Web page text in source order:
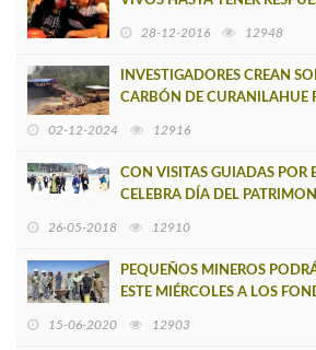
28-12-2016 12948
INVESTIGADORES CREAN
CARBÓN DE CURANILAHUE
02-12-2024 12916
CON VISITAS GUIADAS POR
CELEBRA DÍA DEL
26-05-2018 12910
PEQUEÑOS MINEROS
ESTE MIÉRCOLES A LOS
15-06-2020 12903